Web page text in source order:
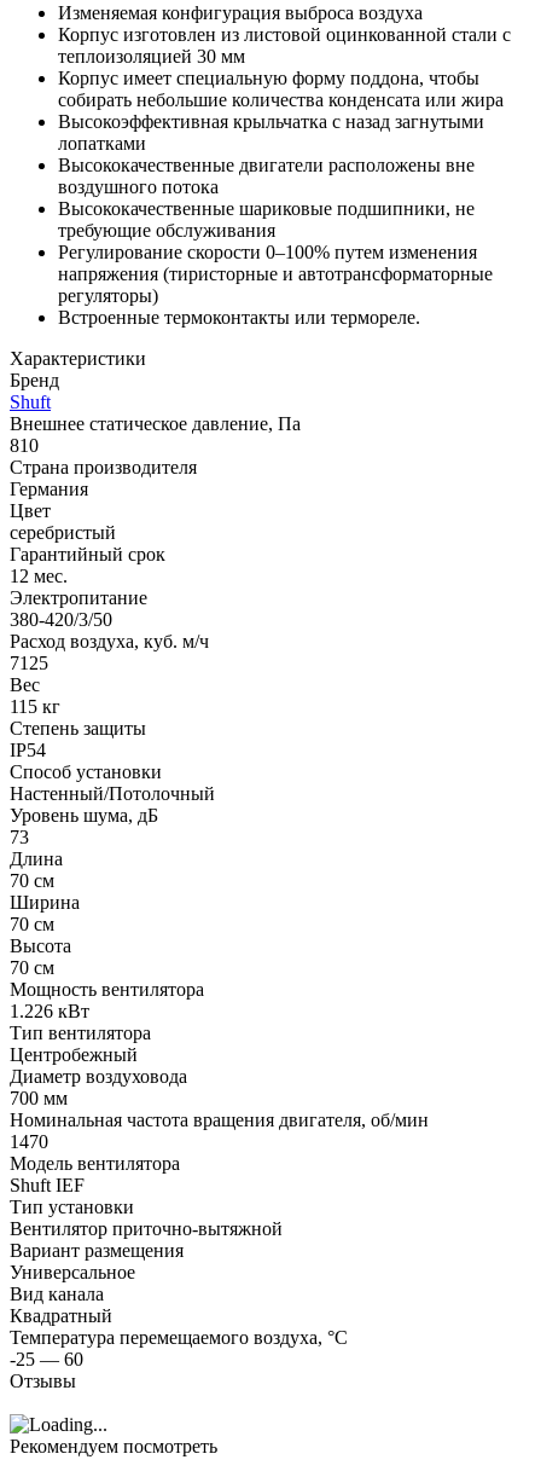
Изменяемая конфигурация выброса воздуха
Корпус изготовлен из листовой оцинкованной стали с
теплоизоляцией 30 мм
Корпус имеет специальную форму поддона, чтобы
собирать небольшие количества конденсата или жира
Высокоэффективная крыльчатка с назад загнутыми
лопатками
Высококачественные двигатели расположены вне
воздушного потока
Высококачественные шариковые подшипники, не
требующие обслуживания
Регулирование скорости 0–100% путем изменения
напряжения (тиристорные и автотрансформаторные
регуляторы)
Встроенные термоконтакты или термореле.
Характеристики
Бренд
Shuft
Внешнее статическое давление, Па
810
Страна производителя
Германия
Цвет
серебристый
Гарантийный срок
12 мес.
Электропитание
380-420/3/50
Расход воздуха, куб. м/ч
7125
Вес
115 кг
Степень защиты
IP54
Способ установки
Настенный/Потолочный
Уровень шума, дБ
73
Длина
70 см
Ширина
70 см
Высота
70 см
Мощность вентилятора
1.226 кВт
Тип вентилятора
Центробежный
Диаметр воздуховода
700 мм
Номинальная частота вращения двигателя, об/мин
1470
Модель вентилятора
Shuft IEF
Тип установки
Вентилятор приточно-вытяжной
Вариант размещения
Универсальное
Вид канала
Квадратный
Температура перемещаемого воздуха, °С
-25 — 60
Отзывы
Рекомендуем посмотреть